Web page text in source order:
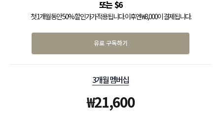
$6
첫 1개월 동안 50% 할인가가 적용됩니다. 이후엔 ₩8,000이 결제됩니다.
유료 구독하기
3개월 멤버십
₩21,600